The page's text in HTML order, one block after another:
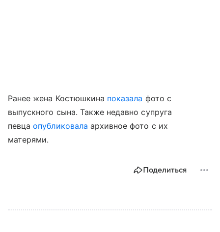
Ранее жена Костюшкина показала фото с
выпускного сына. Также недавно супруга
певцаопубликовала архивное фото с их
матерями.
Поделиться